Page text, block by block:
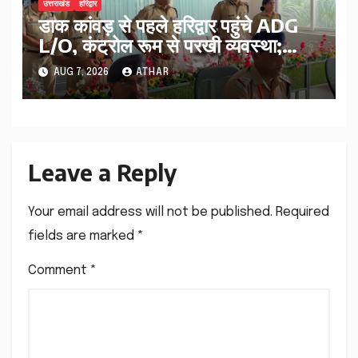
उत्तराखंड हरिद्वार
डाक कांवड़ से पहले हरिद्वार पहुंचे ADG
L/O, कंट्रोल रूम से परखी व्यवस्था;
ट्रैफिक प्लान को लेकर दिए निर्देश…
AUG 7, 2026 ATHAR
Leave a Reply
Your email address will not be published. Required
fields are marked *
Comment *